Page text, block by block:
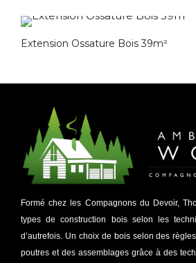
Extension Ossature Bois 39m²
Formé chez les Compagnons du Devoir,
types de construction bois selon les
d’autrefois. Un choix de bois selon des
poutres et des assemblages grâce à des